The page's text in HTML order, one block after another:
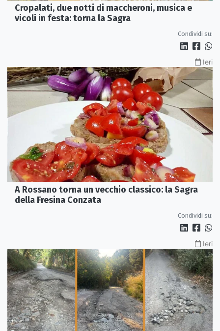
Cropalati, due notti di maccheroni, musica e
vicoli in festa: torna la Sagra
Condividi su:
Ieri
A Rossano torna un vecchio classico: la Sagra
della Fresina Conzata
Condividi su:
Ieri